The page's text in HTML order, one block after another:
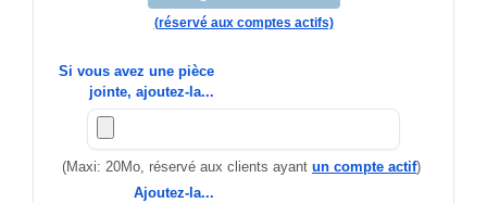
(réservé aux comptes actifs)
Si vous avez une pièce
jointe, ajoutez-la...
(Maxi: 20Mo, réservé aux clients ayant un compte actif)
Ajoutez-la...